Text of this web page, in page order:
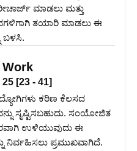
ಮಾಡಲು ಮತ್ತು
ತಯಾರಿ ಮಾಡಲು ಈ
ಬಳಸಿ.
Work
25 [23 - 41]
ಕಠಿಣ ಕೆಲಸದ
ಸೃಷ್ಟಿಸಬಹುದು. ಸಂಯೋಜಿತ
ಉಳಿಯುವುದು ಈ
ನಿರ್ವಹಿಸಲು ಪ್ರಮುಖವಾಗಿದೆ.